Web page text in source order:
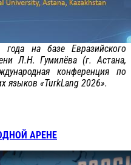
на базе Евразийского
Л.Н. Гумилёва (г. Астана,
конференция по
языков «TurkLang 2026».
АРЕНЕ